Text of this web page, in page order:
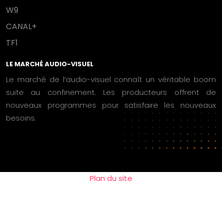
W9
CANAL+
TF1
LE MARCHÉ AUDIO-VISUEL
Le marché de l’audio-visuel connaît un véritable boom
suite au confinement. Les producteurs offrent de
nouveaux programmes pour satisfaire les nouveaux
besoins.
Plan du site